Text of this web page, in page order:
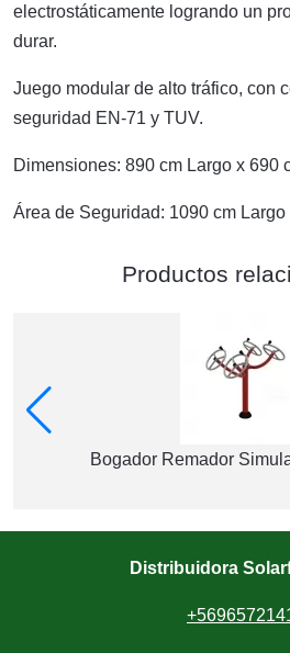
electrostáticamente logrando un
durar.
Juego modular de alto tráfico, con
seguridad EN-71 y TUV.
Dimensiones: 890 cm Largo x 690
Área de Seguridad: 1090 cm Largo
Productos
Bogador Remador
Distribuidora